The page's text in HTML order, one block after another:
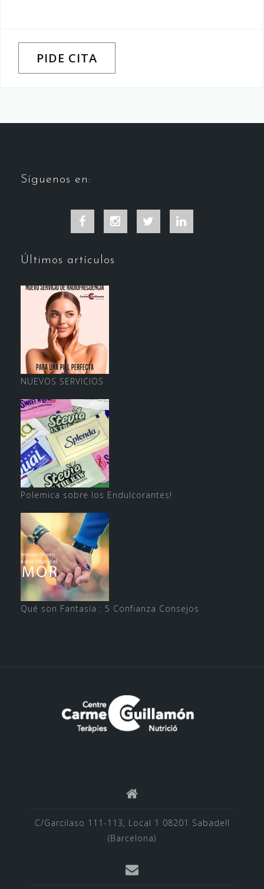
PIDE CITA
Síguenos en:
Facebook InstagramTwitter
Últimos artículos
NUEVOS SERVICIOS
Polemica sobre los Endulcorantes!
Qué son Fantasía : 5 Confianza Consejos
C/Garcilaso 111-113, Local 1 08201 Sabadell
(Barcelona)